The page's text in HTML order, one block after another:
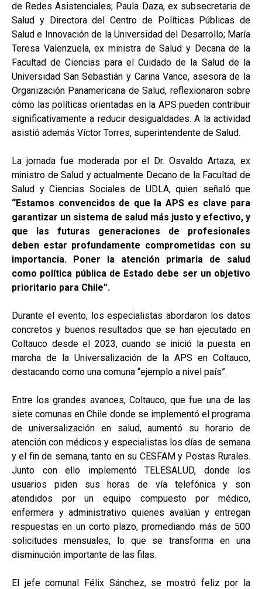
de Redes Asistenciales; Paula Daza, ex subsecretaria de
Salud y Directora del Centro de Políticas Públicas de
Salud e Innovación de la Universidad del Desarrollo; María
Teresa Valenzuela, ex ministra de Salud y Decana de la
Facultad de Ciencias para el Cuidado de la Salud de la
Universidad San Sebastián y Carina Vance, asesora de la
Organización Panamericana de Salud, reflexionaron sobre
cómo las políticas orientadas en la APS pueden contribuir
significativamente a reducir desigualdades. A la actividad
asistió además Víctor Torres, superintendente de Salud.
La jornada fue moderada por el Dr. Osvaldo Artaza, ex
ministro de Salud y actualmente Decano de la Facultad de
Salud y Ciencias Sociales de UDLA, quien señaló que
“Estamos convencidos de que la APS es clave para
garantizar un sistema de salud más justo y efectivo, y
que las futuras generaciones de profesionales
deben estar profundamente comprometidas con su
importancia. Poner la atención primaria de salud
como política pública de Estado debe ser un objetivo
prioritario para Chile”.
Durante el evento, los especialistas abordaron los datos
concretos y buenos resultados que se han ejecutado en
Coltauco desde el 2023, cuando se inició la puesta en
marcha de la Universalización de la APS en Coltauco,
destacando como una comuna “ejemplo a nivel país”.
Entre los grandes avances, Coltauco, que fue una de las
siete comunas en Chile donde se implementó el programa
de universalización en salud, aumentó su horario de
atención con médicos y especialistas los días de semana
y el fin de semana, tanto en su CESFAM y Postas Rurales.
Junto con ello implementó TELESALUD, donde los
usuarios piden sus horas de vía telefónica y son
atendidos por un equipo compuesto por médico,
enfermera y administrativo quienes avalúan y entregan
respuestas en un corto plazo, promediando más de 500
solicitudes mensuales, lo que se transforma en una
disminución importante de las filas.
El jefe comunal Félix Sánchez, se mostró feliz por la